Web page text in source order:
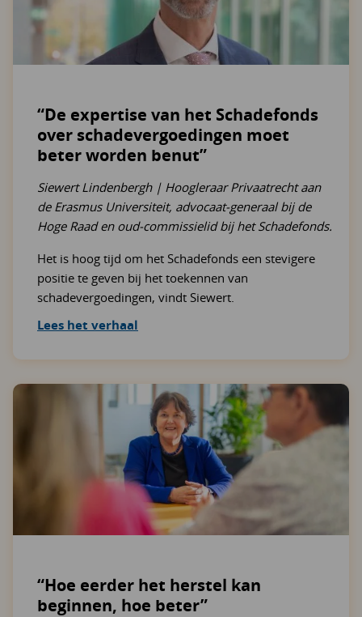
“De expertise van het Schadefonds
over schadevergoedingen moet
beter worden benut”
Siewert Lindenbergh | Hoogleraar Privaatrecht aan
de Erasmus Universiteit, advocaat-generaal bij de
Hoge Raad en oud-commissielid bij het Schadefonds.
Het is hoog tijd om het Schadefonds een stevigere
positie te geven bij het toekennen van
schadevergoedingen, vindt Siewert.
Lees het verhaal
“Hoe eerder het herstel kan
beginnen, hoe beter”